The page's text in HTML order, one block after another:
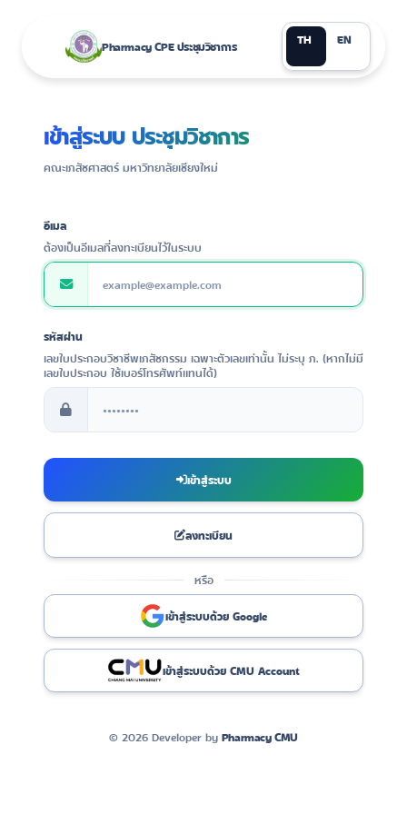
Pharmacy CPE ประชุมวิชาการ
TH EN
เข้าสู่ระบบ ประชุมวิชาการ
คณะเภสัชศาสตร์ มหาวิทยาลัยเชียงใหม่
อีเมล
ต้องเป็นอีเมลที่ลงทะเบียนไว้ในระบบ
รหัสผ่าน
เลขใบประกอบวิชาชีพเภสัชกรรม เฉพาะตัวเลขเท่านั้น ไม่ระบุ ภ. (หากไม่มี
เลขใบประกอบ ใช้เบอร์โทรศัพท์แทนได้)
เข้าสู่ระบบ
ลงทะเบียน
หรือ
เข้าสู่ระบบด้วย Google
เข้าสู่ระบบด้วย CMU Account
© 2026 Developer by Pharmacy CMU